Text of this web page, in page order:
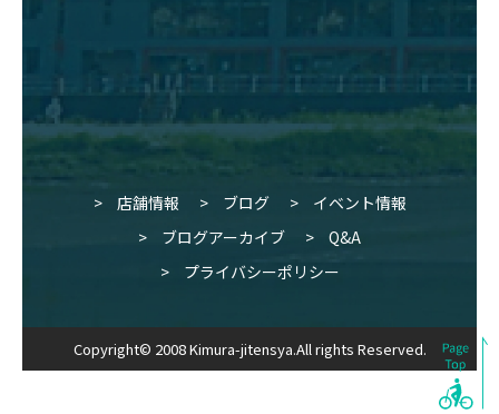
店舗情報 ブログ
イベント情報
ブログアーカイブ
Q&A
プライバシーポリシー
Copyright© 2008 Kimura-jitensya.All rights Reserved.